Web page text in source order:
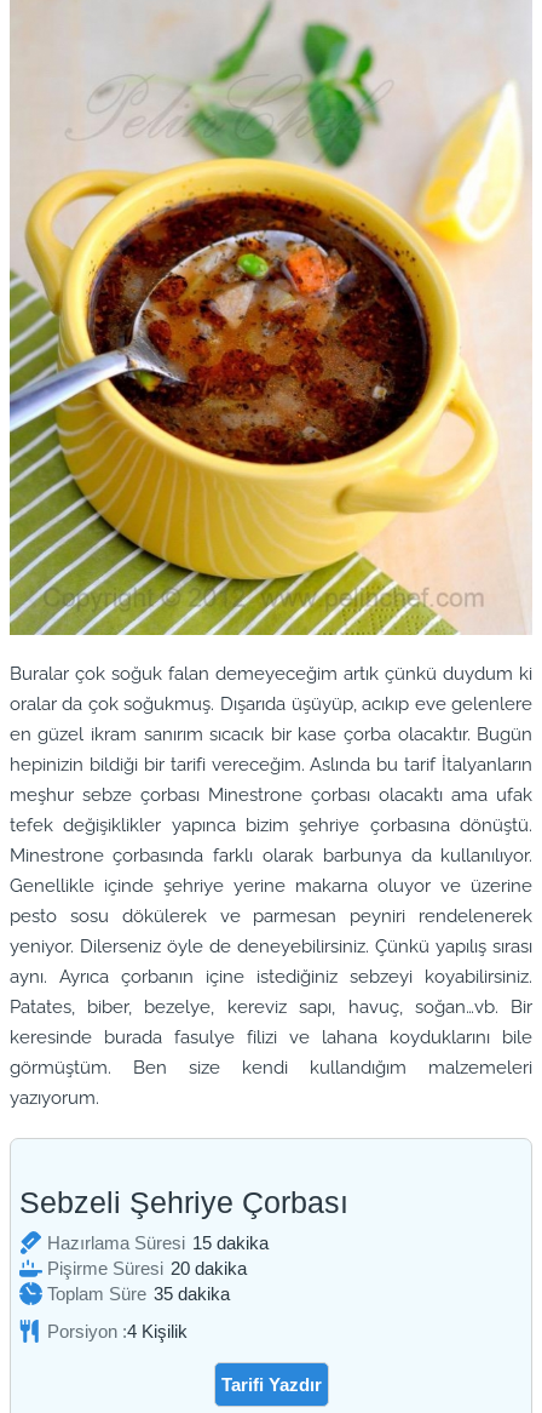
Buralar çok soğuk falan demeyeceğim artık çünkü duydum ki
oralar da çok soğukmuş. Dışarıda üşüyüp, acıkıp eve gelenlere
en güzel ikram sanırım sıcacık bir kase çorba olacaktır. Bugün
hepinizin bildiği bir tarifi vereceğim. Aslında bu tarif İtalyanların
meşhur sebze çorbası Minestrone çorbası olacaktı ama ufak
tefek değişiklikler yapınca bizim şehriye çorbasına dönüştü.
Minestrone çorbasında farklı olarak barbunya da kullanılıyor.
Genellikle içinde şehriye yerine makarna oluyor ve üzerine
pesto sosu dökülerek ve parmesan peyniri rendelenerek
yeniyor. Dilerseniz öyle de deneyebilirsiniz. Çünkü yapılış sırası
aynı. Ayrıca çorbanın içine istediğiniz sebzeyi koyabilirsiniz.
Patates, biber, bezelye, kereviz sapı, havuç, soğan…vb. Bir
keresinde burada fasulye filizi ve lahana koyduklarını bile
görmüştüm. Ben size kendi kullandığım malzemeleri
yazıyorum.
Sebzeli Şehriye Çorbası
Hazırlama Süresi 15dakika
dakika
Pişirme Süresi 20dakika
dakika
Toplam Süre 35dakika
dakika
Porsiyon :4 Kişilik
Tarifi Yazdır